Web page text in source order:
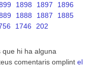
1898 1897
1896
1888 1887
1885
1746 202
que hi ha alguna
comentaris omplint el